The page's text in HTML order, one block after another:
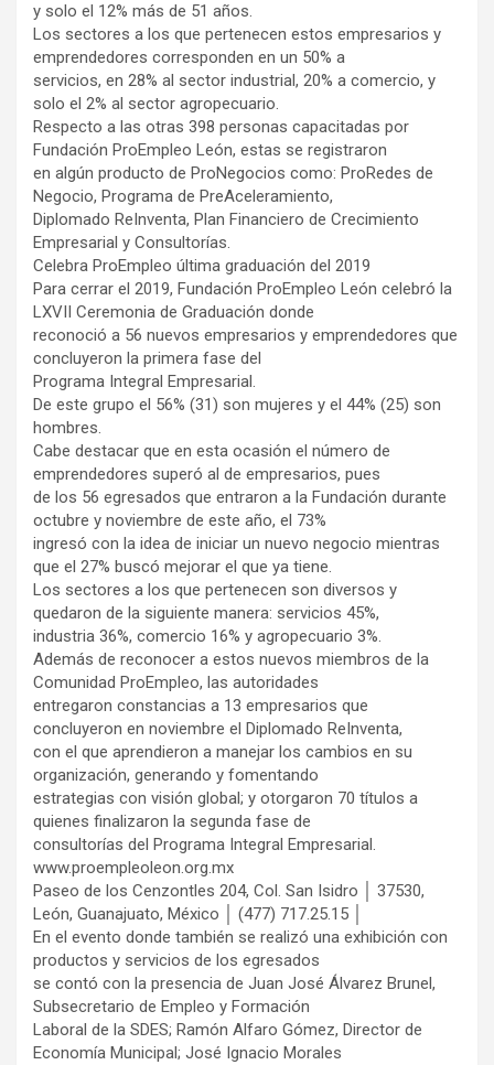
y solo el 12% más de 51 años.
Los sectores a los que pertenecen estos empresarios y
emprendedores corresponden en un 50% a
servicios, en 28% al sector industrial, 20% a comercio, y
solo el 2% al sector agropecuario.
Respecto a las otras 398 personas capacitadas por
Fundación ProEmpleo León, estas se registraron
en algún producto de ProNegocios como: ProRedes de
Negocio, Programa de PreAceleramiento,
Diplomado ReInventa, Plan Financiero de Crecimiento
Empresarial y Consultorías.
Celebra ProEmpleo última graduación del 2019
Para cerrar el 2019, Fundación ProEmpleo León celebró la
LXVII Ceremonia de Graduación donde
reconoció a 56 nuevos empresarios y emprendedores que
concluyeron la primera fase del
Programa Integral Empresarial.
De este grupo el 56% (31) son mujeres y el 44% (25) son
hombres.
Cabe destacar que en esta ocasión el número de
emprendedores superó al de empresarios, pues
de los 56 egresados que entraron a la Fundación durante
octubre y noviembre de este año, el 73%
ingresó con la idea de iniciar un nuevo negocio mientras
que el 27% buscó mejorar el que ya tiene.
Los sectores a los que pertenecen son diversos y
quedaron de la siguiente manera: servicios 45%,
industria 36%, comercio 16% y agropecuario 3%.
Además de reconocer a estos nuevos miembros de la
Comunidad ProEmpleo, las autoridades
entregaron constancias a 13 empresarios que
concluyeron en noviembre el Diplomado ReInventa,
con el que aprendieron a manejar los cambios en su
organización, generando y fomentando
estrategias con visión global; y otorgaron 70 títulos a
quienes finalizaron la segunda fase de
consultorías del Programa Integral Empresarial.
www.proempleoleon.org.mx
Paseo de los Cenzontles 204, Col. San Isidro │ 37530,
León, Guanajuato, México │ (477) 717.25.15 │
En el evento donde también se realizó una exhibición con
productos y servicios de los egresados
se contó con la presencia de Juan José Álvarez Brunel,
Subsecretario de Empleo y Formación
Laboral de la SDES; Ramón Alfaro Gómez, Director de
Economía Municipal; José Ignacio Morales